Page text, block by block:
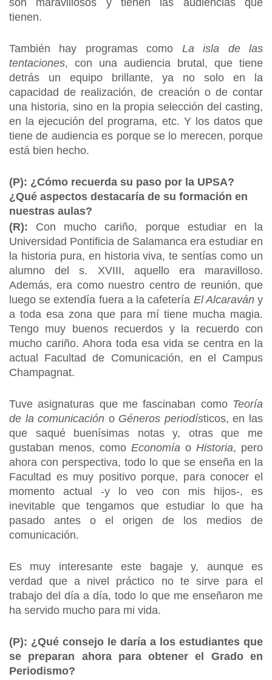
son maravillosos y tienen las audiencias que
tienen.
También hay programas como La isla de las
tentaciones, con una audiencia brutal, que tiene
detrás un equipo brillante, ya no solo en la
capacidad de realización, de creación o de contar
una historia, sino en la propia selección del casting,
en la ejecución del programa, etc. Y los datos que
tiene de audiencia es porque se lo merecen, porque
está bien hecho.
(P): ¿Cómo recuerda su paso por la UPSA?
¿Qué aspectos destacaría de su formación en
nuestras aulas?
(R): Con mucho cariño, porque estudiar en la
Universidad Pontificia de Salamanca era estudiar en
la historia pura, en historia viva, te sentías como un
alumno del s. XVIII, aquello era maravilloso.
Además, era como nuestro centro de reunión, que
luego se extendía fuera a la cafetería El Alcaravány
a toda esa zona que para mí tiene mucha magia.
Tengo muy buenos recuerdos y la recuerdo con
mucho cariño. Ahora toda esa vida se centra en la
actual Facultad de Comunicación, en el Campus
Champagnat.
Tuve asignaturas que me fascinaban como Teoría
de la comunicación o Géneros periodísticos, en las
que saqué buenísimas notas y, otras que me
gustaban menos, como Economía o Historia, pero
ahora con perspectiva, todo lo que se enseña en la
Facultad es muy positivo porque, para conocer el
momento actual -y lo veo con mis hijos-, es
inevitable que tengamos que estudiar lo que ha
pasado antes o el origen de los medios de
comunicación.
Es muy interesante este bagaje y, aunque es
verdad que a nivel práctico no te sirve para el
trabajo del día a día, todo lo que me enseñaron me
ha servido mucho para mi vida.
(P): ¿Qué consejo le daría a los estudiantes que
se preparan ahora para obtener el Grado en
Periodismo?